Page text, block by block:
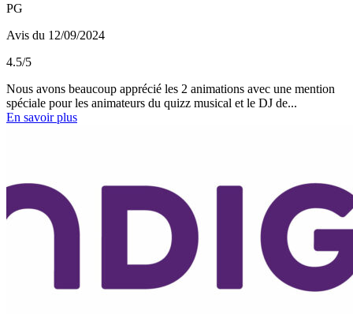
PG
Avis du 12/09/2024
4.5/5
Nous avons beaucoup apprécié les 2 animations avec une mention
spéciale pour les animateurs du quizz musical et le DJ de...
En savoir plus